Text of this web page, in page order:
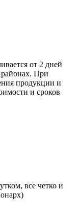
от 2 дней
При
продукции и
и сроков
все четко и